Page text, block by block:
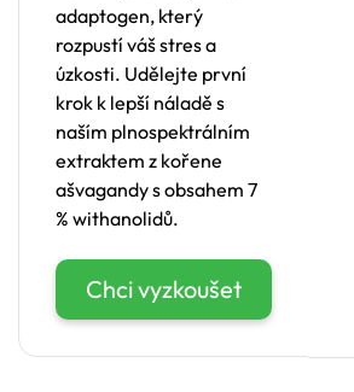
adaptogen, který
rozpustí váš stres a
úzkosti. Udělejte první
krok k lepší náladě s
naším plnospektrálním
extraktem z kořene
ašvagandy s obsahem 7
% withanolidů.
Chci vyzkoušet